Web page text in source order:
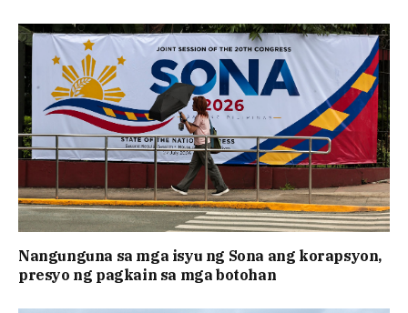
Nangunguna sa mga isyu ng Sona ang korapsyon,
presyo ng pagkain sa mga botohan